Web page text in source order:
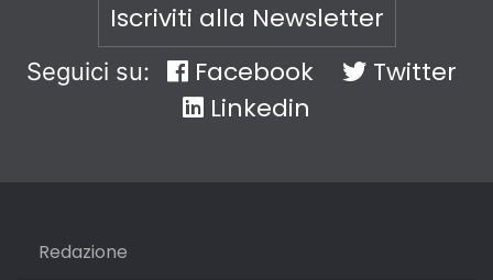
Iscriviti alla Newsletter
Seguici su: Facebook
Twitter
Linkedin
Redazione